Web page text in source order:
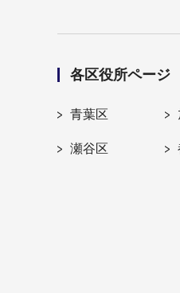
各区役所ページ
青葉区
瀬谷区